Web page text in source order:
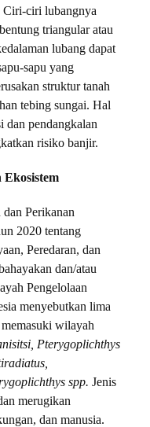
Ciri-ciri lubangnya
triangular atau
lubang dapat
sapu yang
struktur tanah
tebing sungai. Hal
dan pendangkalan
risiko banjir.
Ekosistem
Perikanan
2020 tentang
Peredaran, dan
dan/atau
Pengelolaan
menyebutkan lima
wilayah
Pterygoplichthys
spp. Jenis
merugikan
dan manusia.